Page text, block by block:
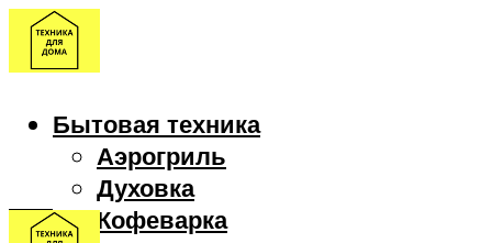
Бытовая техника
Аэрогриль
Духовка
Кофеварка